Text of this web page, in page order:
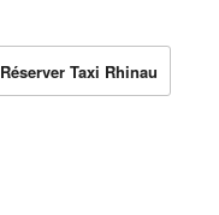
Réserver Taxi Rhinau